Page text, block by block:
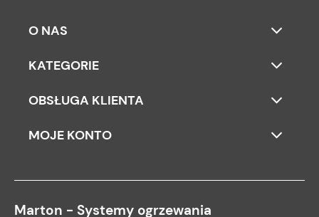
O NAS
KATEGORIE
OBSŁUGA KLIENTA
MOJE KONTO
Marton - Systemy ogrzewania